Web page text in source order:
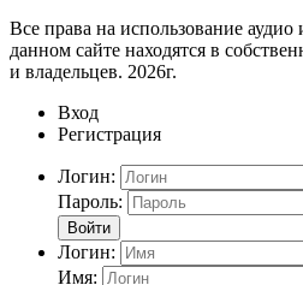
Все права на использование
данном сайте находятся в
и владельцев. 2026г.
Вход
Регистрация
Логин:
Пароль:
Войти
Логин:
Имя: